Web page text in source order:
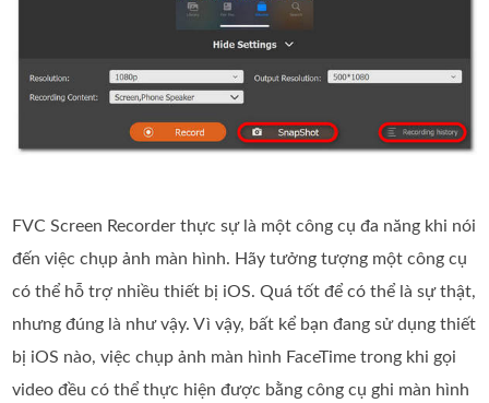
FVC Screen Recorder thực sự là một công cụ đa năng khi nói
đến việc chụp ảnh màn hình. Hãy tưởng tượng một công cụ
có thể hỗ trợ nhiều thiết bị iOS. Quá tốt để có thể là sự thật,
nhưng đúng là như vậy. Vì vậy, bất kể bạn đang sử dụng thiết
bị iOS nào, việc chụp ảnh màn hình FaceTime trong khi gọi
video đều có thể thực hiện được bằng công cụ ghi màn hình